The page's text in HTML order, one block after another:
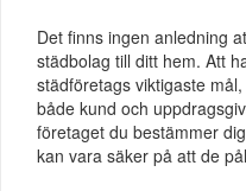
Det finns ingen anledning
städbolag till ditt hem. Att
städföretags viktigaste
både kund och
företaget du bestämmer
kan vara säker på att de